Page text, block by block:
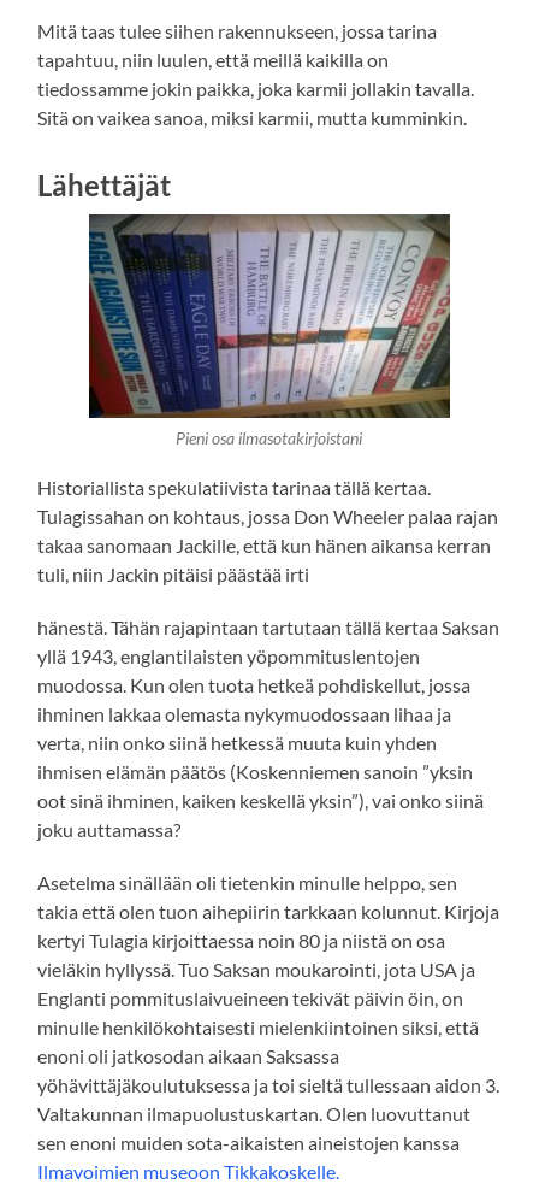
Mitä taas tulee siihen rakennukseen, jossa tarina
tapahtuu, niin luulen, että meillä kaikilla on
tiedossamme jokin paikka, joka karmii jollakin tavalla.
Sitä on vaikea sanoa, miksi karmii, mutta kumminkin.
Lähettäjät
Pieni osa ilmasotakirjoistani
Historiallista spekulatiivista tarinaa tällä kertaa.
Tulagissahan on kohtaus, jossa Don Wheeler palaa rajan
takaa sanomaan Jackille, että kun hänen aikansa kerran
tuli, niin Jackin pitäisi päästää irti
hänestä. Tähän rajapintaan tartutaan tällä kertaa Saksan
yllä 1943, englantilaisten yöpommituslentojen
muodossa. Kun olen tuota hetkeä pohdiskellut, jossa
ihminen lakkaa olemasta nykymuodossaan lihaa ja
verta, niin onko siinä hetkessä muuta kuin yhden
ihmisen elämän päätös (Koskenniemen sanoin ”yksin
oot sinä ihminen, kaiken keskellä yksin”), vai onko siinä
joku auttamassa?
Asetelma sinällään oli tietenkin minulle helppo, sen
takia että olen tuon aihepiirin tarkkaan kolunnut. Kirjoja
kertyi Tulagia kirjoittaessa noin 80 ja niistä on osa
vieläkin hyllyssä. Tuo Saksan moukarointi, jota USA ja
Englanti pommituslaivueineen tekivät päivin öin, on
minulle henkilökohtaisesti mielenkiintoinen siksi, että
enoni oli jatkosodan aikaan Saksassa
yöhävittäjäkoulutuksessa ja toi sieltä tullessaan aidon 3.
Valtakunnan ilmapuolustuskartan. Olen luovuttanut
sen enoni muiden sota-aikaisten aineistojen kanssa
Ilmavoimien museoon Tikkakoskelle.